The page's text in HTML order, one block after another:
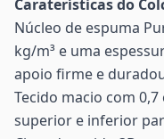
Caraterísticas do
Núcleo de espuma
kg/m³ e uma
apoio firme e
Tecido macio com
superior e inferior